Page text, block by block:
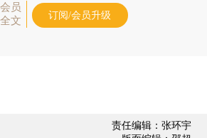
员
文
订阅/会员升级
责任编辑：张环宇